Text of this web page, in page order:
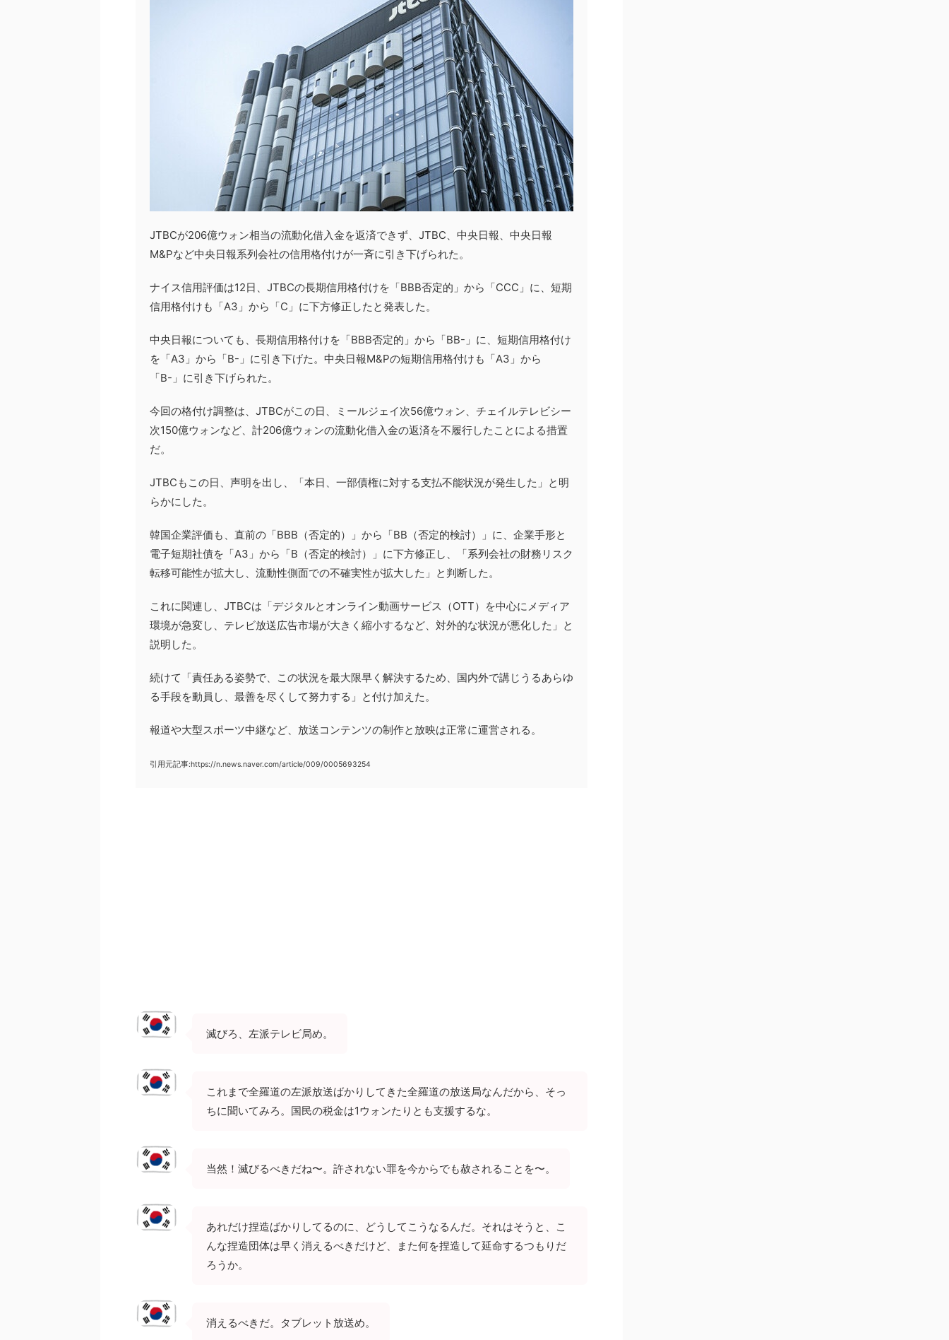
JTBCが206億ウォン相当の流動化借入金を返済できず、JTBC、中央日報、中央日報
M&Pなど中央日報系列会社の信用格付けが一斉に引き下げられた。
ナイス信用評価は12日、JTBCの長期信用格付けを「BBB否定的」から「CCC」に、短期
信用格付けも「A3」から「C」に下方修正したと発表した。
中央日報についても、長期信用格付けを「BBB否定的」から「BB-」に、短期信用格付け
を「A3」から「B-」に引き下げた。中央日報M&Pの短期信用格付けも「A3」から
「B-」に引き下げられた。
今回の格付け調整は、JTBCがこの日、ミールジェイ次56億ウォン、チェイルテレビシー
次150億ウォンなど、計206億ウォンの流動化借入金の返済を不履行したことによる措置
だ。
JTBCもこの日、声明を出し、「本日、一部債権に対する支払不能状況が発生した」と明
らかにした。
韓国企業評価も、直前の「BBB（否定的）」から「BB（否定的検討）」に、企業手形と
電子短期社債を「A3」から「B（否定的検討）」に下方修正し、「系列会社の財務リスク
転移可能性が拡大し、流動性側面での不確実性が拡大した」と判断した。
これに関連し、JTBCは「デジタルとオンライン動画サービス（OTT）を中心にメディア
環境が急変し、テレビ放送広告市場が大きく縮小するなど、対外的な状況が悪化した」と
説明した。
続けて「責任ある姿勢で、この状況を最大限早く解決するため、国内外で講じうるあらゆ
る手段を動員し、最善を尽くして努力する」と付け加えた。
報道や大型スポーツ中継など、放送コンテンツの制作と放映は正常に運営される。
引用元記事:https://n.news.naver.com/article/009/0005693254
滅びろ、左派テレビ局め。
これまで全羅道の左派放送ばかりしてきた全羅道の放送局なんだから、そっ
ちに聞いてみろ。国民の税金は1ウォンたりとも支援するな。
当然！滅びるべきだね〜。許されない罪を今からでも赦されることを〜。
あれだけ捏造ばかりしてるのに、どうしてこうなるんだ。それはそうと、こ
んな捏造団体は早く消えるべきだけど、また何を捏造して延命するつもりだ
ろうか。
消えるべきだ。タブレット放送め。